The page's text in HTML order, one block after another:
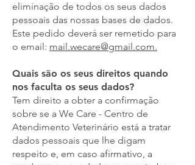
eliminação de todos os seus dados
pessoais das nossas bases de dados.
Este pedido deverá ser remetido para
o email: mail.wecare@gmail.com.
Quais são os seus direitos quando
nos faculta os seus dados?
Tem direito a obter a confirmação
sobre se a We Care - Centro de
Atendimento Veterinário está a tratar
dados pessoais que lhe digam
respeito e, em caso afirmativo, a